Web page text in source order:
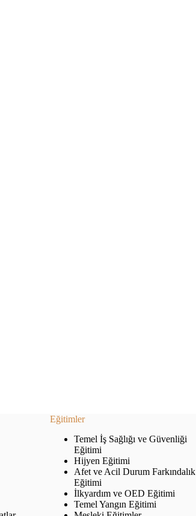
Eğitimler
Temel İş Sağlığı ve Güvenliği
Eğitimi
Hijyen Eğitimi
Afet ve Acil Durum Farkındalık
Eğitimi
İlkyardım ve OED Eğitimi
Temel Yangın Eğitimi